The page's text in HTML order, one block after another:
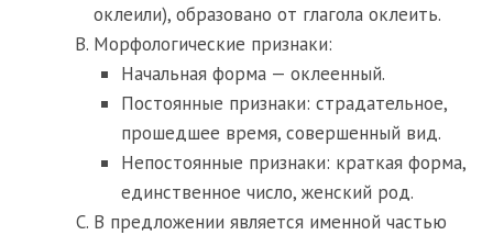
оклеили), образовано от глагола оклеить.
Морфологические признаки:
Начальная форма — оклеенный.
Постоянные признаки: страдательное,
прошедшее время, совершенный вид.
Непостоянные признаки: краткая форма,
единственное число, женский род.
В предложении является именной частью